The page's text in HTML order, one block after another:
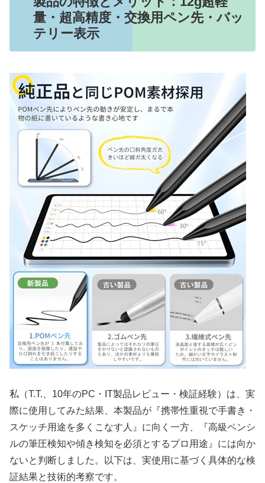
量・超高精度・交換用ペン先・バッ
テリー表示
私（T.T.、10年のPC・IT製品レビュー・検証経験）は、実
際に使用してみた結果、本製品が『携帯性重視で手書き・
スケッチ用途を多くこなす人』に向く一方、『高級ペンシ
ルの筆圧検知や傾き検知を必須とするプロ用途』には向か
ないと判断しました。以下は、実使用に基づく具体的な検
証結果と技術的考察です。